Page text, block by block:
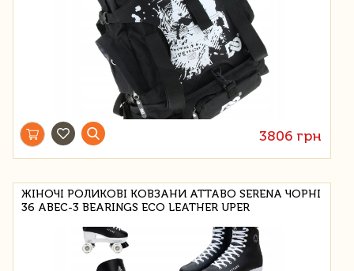
3806 грн
ЖІНОЧІ РОЛИКОВІ КОВЗАНИ ATTABO SERENA ЧОРНІ
36 ABEC-3 BEARINGS ECO LEATHER UPER